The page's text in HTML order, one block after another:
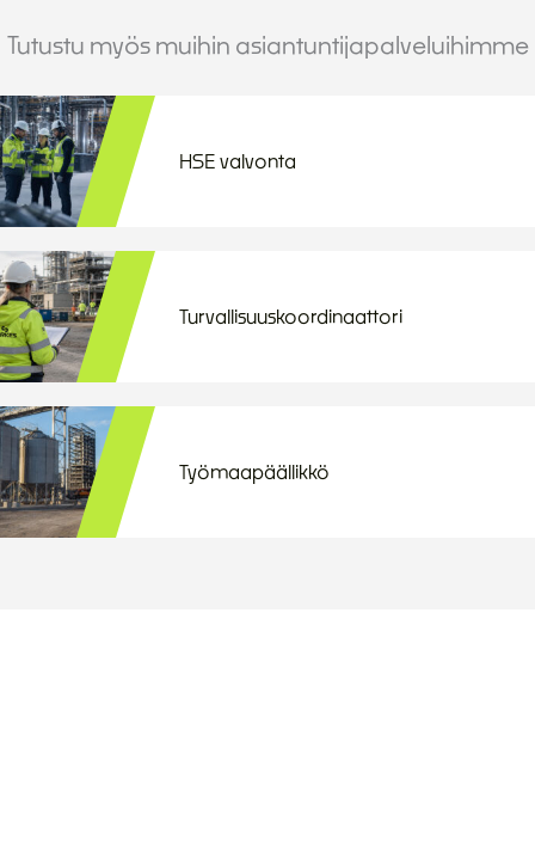
Tutustu myös muihin asiantuntijapalveluihimme
HSE valvonta
Turvallisuuskoordinaattori
Työmaapäällikkö